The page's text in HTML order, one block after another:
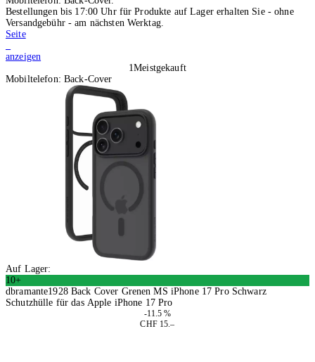
Bestellungen bis 17:00 Uhr für Produkte auf Lager erhalten Sie - ohne
Versandgebühr - am nächsten Werktag.
Seite
anzeigen
1Meistgekauft
Mobiltelefon: Back-Cover
Auf Lager:
10+
dbramante1928 Back Cover Grenen MS iPhone 17 Pro Schwarz
Schutzhülle für das Apple iPhone 17 Pro
-11.5 %
CHF 15.–